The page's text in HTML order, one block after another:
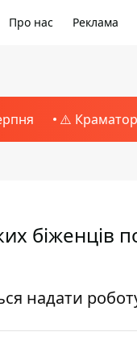
Про нас Реклама
⚠️
біженців
надати